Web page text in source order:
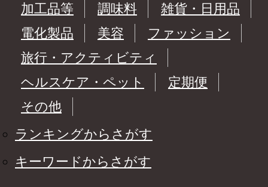
加工品等
調味料
雑貨・日用品
電化製品
美容
ファッション
旅行・アクティビティ
ヘルスケア・ペット
定期便
その他
ランキングからさがす
キーワードからさがす